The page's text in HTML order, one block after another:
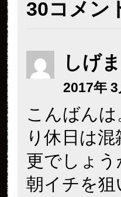
30コメン
しげ
2017年 3
こんばん
り休日は
更でしょ
朝イチを狙